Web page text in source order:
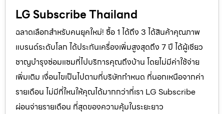
LG Subscribe Thailand
ฉลาดเลือกสำหรับคนยุคใหม่! ซื้อ 1 ได้ถึง 3 ได้สินค้าคุณภาพ
แบรนด์ระดับโลก ได้ประกันเครื่องเพิ่มสูงสุดถึง 7 ปี ได้ผู้เชียว
ชาญบำรุงซ่อมแซมที่ไปบริการคุณถึงบ้าน โดยไม่มีค่าใช้จ่าย
เพิ่มเติม เงื่อนไขเป็นไปตามที่บริษัทกำหนด ที่นอกเหนือจากค่า
รายเดือน ไม่มีที่ใหนให้คุณได้มากกว่าที่เรา LG Subscribe
ผ่อนจ่ายรายเดือน ที่สุดของความคุ้มในระยะยาว